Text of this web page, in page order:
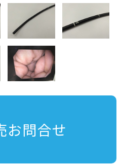
お問合せ